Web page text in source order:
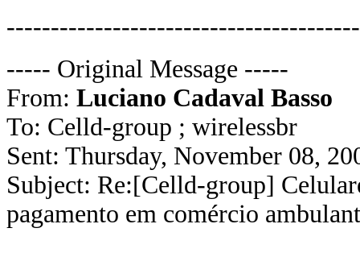
----- Original Message -----
From: Luciano Cadaval Basso
To: Celld-group ; wirelessbr
Sent: Thursday, November 08,
Subject: Re:[Celld-group]
pagamento em comércio